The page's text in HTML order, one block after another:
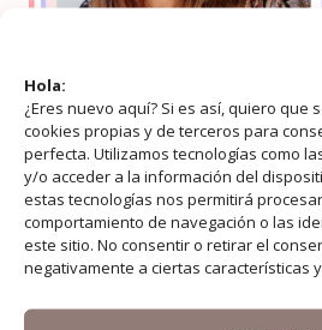
Hola:
¿Eres nuevo aquí? Si es así, quiero que
cookies propias y de terceros para
perfecta. Utilizamos tecnologías como
y/o acceder a la información del
estas tecnologías nos permitirá
comportamiento de navegación o las
este sitio. No consentir o retirar el
negativamente a ciertas características
Bienvenidos a My Lifetime
viajes y estilo de vida,